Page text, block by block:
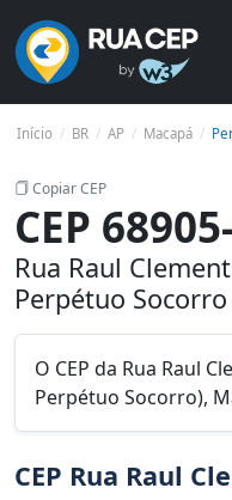
Início BR AP Macapá
Copiar CEP
CEP
Rua Raul
Perpétuo
O CEP da Rua Raul
Perpétuo Socorro),
CEP Rua Raul